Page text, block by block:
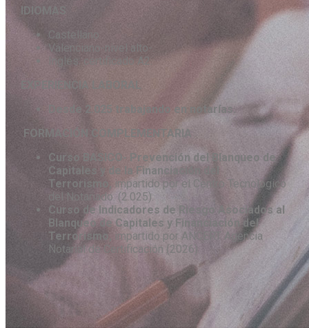
IDIOMAS
Castellano
Valenciano-nivel alto-.
Inglés: certificado A2.
EXPERIENCIA LABORAL
Desde 2.025 trabajando en notarías.
FORMACIÓN COMPLEMENTARIA
Curso BASICO- Prevención del Blanqueo de
Capitales y de la Financiación del
Terrorismo,
impartido por el Centro Tecnológico
del Notariado. (2.025).
Curso de Indicadores de Riesgo Asociados al
Blanqueo de Capitales y Financiación del
Terrorismo,
impartido por ANCERT Agencia
Notarial de Certificación (2026).